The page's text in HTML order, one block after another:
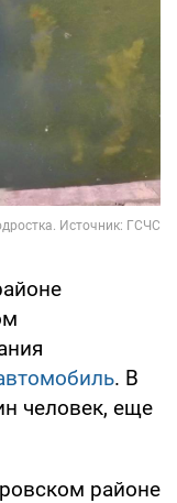
. В
человек, еще
районе